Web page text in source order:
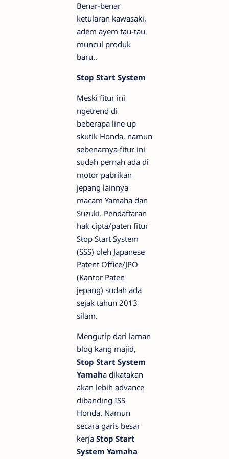
Benar-benar
ketularan kawasaki,
adem ayem tau-tau
muncul produk
baru..
Stop Start System
Meski fitur ini
ngetrend di
beberapa line up
skutik Honda, namun
sebenarnya fitur ini
sudah pernah ada di
motor pabrikan
jepang lainnya
macam Yamaha dan
Suzuki. Pendaftaran
hak cipta/paten fitur
Stop Start System
(SSS) oleh Japanese
Patent Office/JPO
(Kantor Paten
jepang) sudah ada
sejak tahun 2013
silam.
Mengutip dari laman
blog kang majid,
Stop Start System
Yamaha dikatakan
akan lebih advance
dibanding ISS
Honda. Namun
secara garis besar
kerja Stop Start
System Yamaha